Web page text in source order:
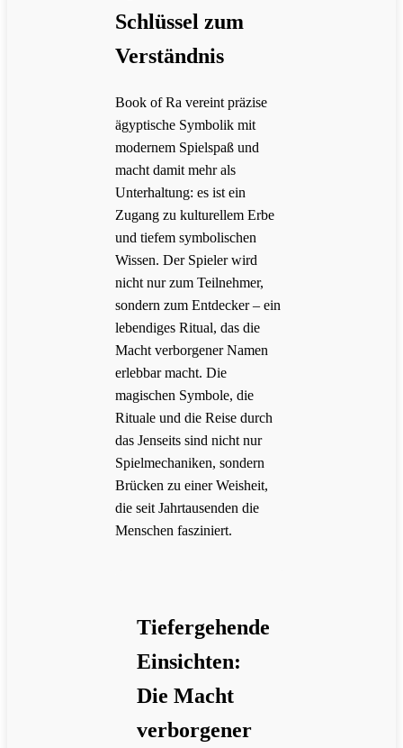
Schlüssel zum
Verständnis
Book of Ra vereint präzise
ägyptische Symbolik mit
modernem Spielspaß und
macht damit mehr als
Unterhaltung: es ist ein
Zugang zu kulturellem Erbe
und tiefem symbolischen
Wissen. Der Spieler wird
nicht nur zum Teilnehmer,
sondern zum Entdecker – ein
lebendiges Ritual, das die
Macht verborgener Namen
erlebbar macht. Die
magischen Symbole, die
Rituale und die Reise durch
das Jenseits sind nicht nur
Spielmechaniken, sondern
Brücken zu einer Weisheit,
die seit Jahrtausenden die
Menschen fasziniert.
Tiefergehende
Einsichten:
Die Macht
verborgener